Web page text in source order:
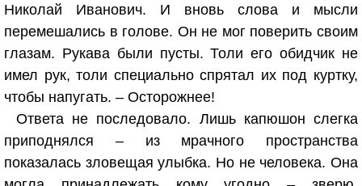
Николай Иванович. И вновь слова и мысли
перемешались в голове. Он не мог поверить своим
глазам. Рукава были пусты. Толи его обидчик не
имел рук, толи специально спрятал их под куртку,
чтобы напугать. – Осторожнее!
Ответа не последовало. Лишь капюшон слегка
приподнялся – из мрачного пространства
показалась зловещая улыбка. Но не человека. Она